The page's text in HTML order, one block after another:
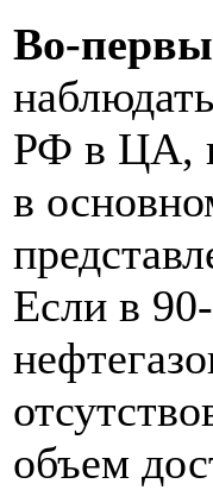
Во-
РФ в ЦА,
в
Если в
объем